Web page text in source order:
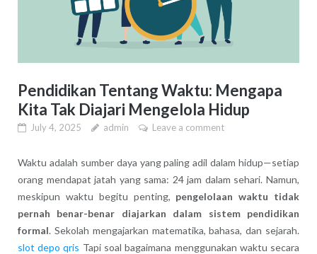
Pendidikan Tentang Waktu: Mengapa
Kita Tak Diajari Mengelola Hidup
July 4, 2025 admin Leave a comment
Waktu adalah sumber daya yang paling adil dalam hidup—setiap
orang mendapat jatah yang sama: 24 jam dalam sehari. Namun,
meskipun waktu begitu penting, pengelolaan waktu tidak
pernah benar-benar diajarkan dalam sistem pendidikan
formal. Sekolah mengajarkan matematika, bahasa, dan sejarah.
slot depo qris Tapi soal bagaimana menggunakan waktu secara